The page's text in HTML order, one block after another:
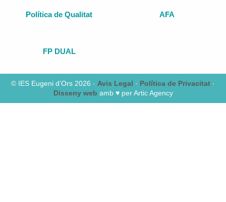
Política de Qualitat AFA
FP DUAL
© IES Eugeni d’Ors 2026 · Avis Legal · Política de Privacitat ·
Disseny web amb ♥️ per Artic Agency